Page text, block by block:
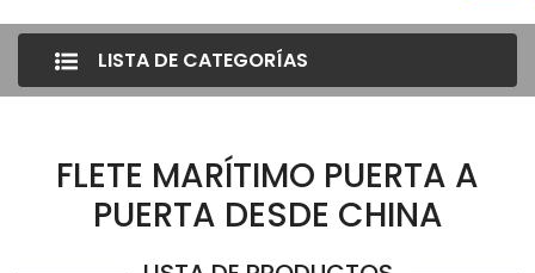
LISTA DE CATEGORÍAS
FLETE MARÍTIMO PUERTA A
PUERTA DESDE CHINA